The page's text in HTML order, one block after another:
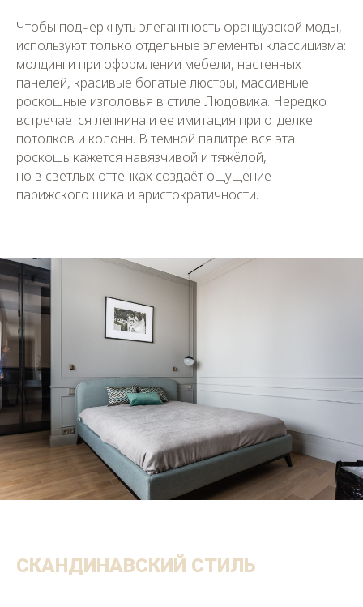
Чтобы подчеркнуть элегантность французской моды,
используют только отдельные элементы классицизма:
молдинги при оформлении мебели, настенных
панелей, красивые богатые люстры, массивные
роскошные изголовья в стиле Людовика. Нередко
встречается лепнина и ее имитация при отделке
потолков и колонн. В темной палитре вся эта
роскошь кажется навязчивой и тяжёлой,
но в светлых оттенках создаёт ощущение
парижского шика и аристократичности.
СКАНДИНАВСКИЙ СТИЛЬ